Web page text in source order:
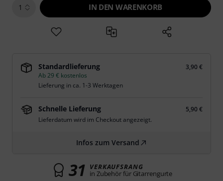
1 IN DEN WARENKORB
Standardlieferung
3,90 €
Ab 29 € kostenlos
Lieferung in ca. 1-3 Werktagen
Schnelle Lieferung
5,90 €
Lieferdatum wird im Checkout angezeigt.
Infos zum Versand
31 VERKAUFSRANG
in Zubehör für Gitarrengurte